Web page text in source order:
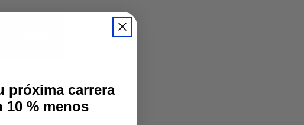
próxima carrera
10 % menos